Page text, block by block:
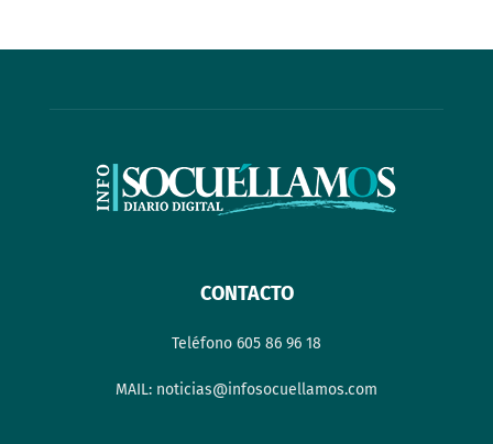
CONTACTO
Teléfono 605 86 96 18
MAIL: noticias@infosocuellamos.com